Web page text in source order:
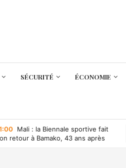
SÉCURITÉ ÉCONOMIE
Mali : la Biennale sportive fait
retour à Bamako, 43 ans après